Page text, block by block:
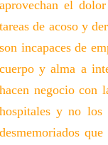
aprovechan el
tareas de acoso y
son incapaces de
cuerpo y alma a
hacen negocio con
hospitales y no los
desmemoriados